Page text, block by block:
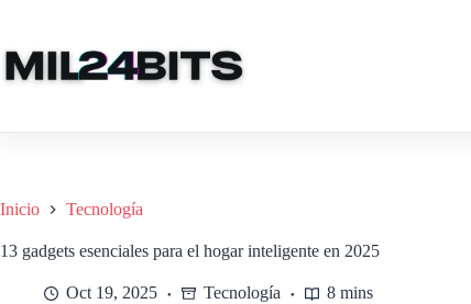
contenido
Inicio Tecnología
13 gadgets esenciales para el hogar inteligente en 2025
Oct 19, 2025 Tecnología 8 mins